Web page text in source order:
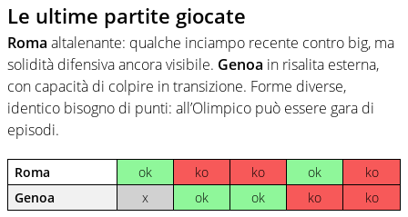
Le ultime partite giocate
Roma altalenante: qualche inciampo recente contro big, ma
solidità difensiva ancora visibile. Genoa in risalita esterna,
con capacità di colpire in transizione. Forme diverse,
identico bisogno di punti: all’Olimpico può essere gara di
episodi.
Roma ok ko ko ok
ko
Genoa
x ok ok ko ko